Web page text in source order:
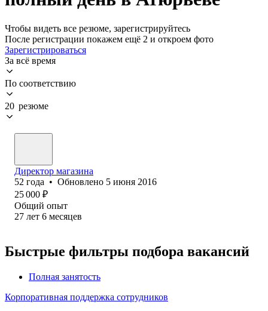
Чтобы видеть все резюме, зарегистрируйтесь
После регистрации покажем ещё 2 и откроем фото
Зарегистрироваться
За всё время
По соответствию
20 резюме
Директор магазина
52 года • Обновлено 5 июня 2016
25 000 ₽
Общий опыт
27 лет 6 месяцев
Быстрые фильтры подбора вакансий
Полная занятость
Корпоративная поддержка сотрудников